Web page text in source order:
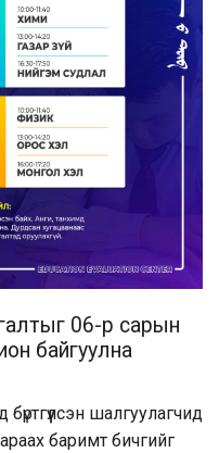
06-р сарын
байгуулна
шалгуулагчид
баримт бичгийг